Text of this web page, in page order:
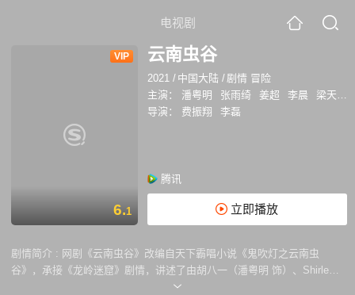
电视剧
VIP
6.1
云南虫谷
2021 / 中国大陆 /剧情 冒险
主演：
潘粤明 张雨绮 姜超 李晨 梁天
导演：
费振翔 李磊
腾讯
立即播放
剧情简介 : 网剧《云南虫谷》改编自天下霸唱小说《鬼吹灯之云南虫
谷》，承接《龙岭迷窟》剧情，讲述了由胡八一（潘粤明 饰）、Shirley
杨（张雨绮 饰）、王胖子（姜超 饰）组成的探险三人组查到传闻中救人